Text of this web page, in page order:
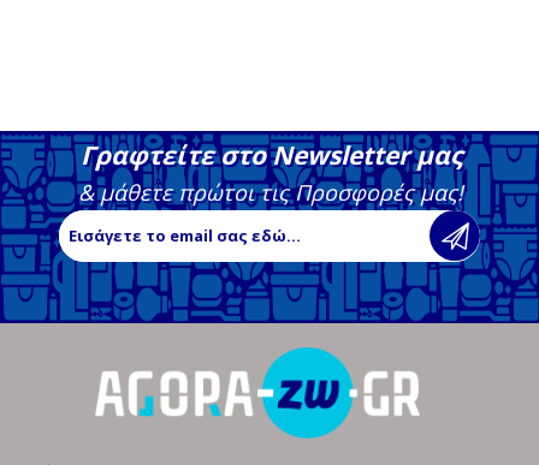
Γραφτείτε στο Newsletter μας
& μάθετε πρώτοι τις Προσφορές μας!